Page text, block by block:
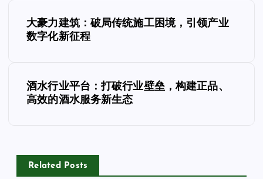
文
章
航
大豪力建筑：破局传统施工困境，引领产业
数字化新征程
酒水行业平台：打破行业壁垒，构建正品、
高效的酒水服务新生态
Related Posts